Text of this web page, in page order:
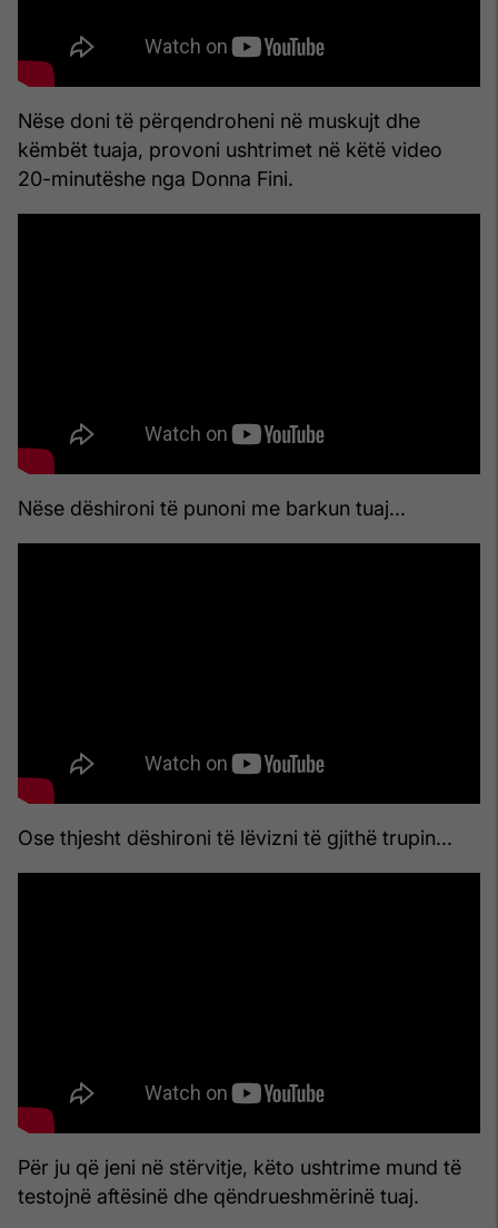
Nëse doni të përqendroheni në muskujt dhe
këmbët tuaja, provoni ushtrimet në këtë video
20-minutëshe nga Donna Fini.
Nëse dëshironi të punoni me barkun tuaj...
Ose thjesht dëshironi të lëvizni të gjithë trupin...
Për ju që jeni në stërvitje, këto ushtrime mund të
testojnë aftësinë dhe qëndrueshmërinë tuaj.